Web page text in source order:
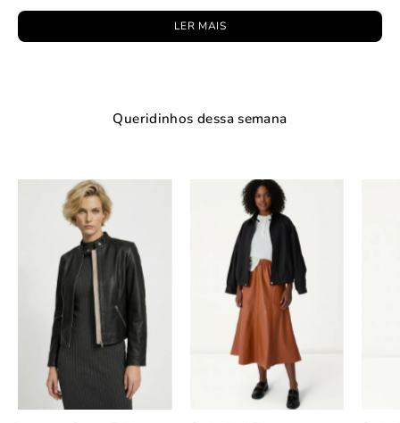
LER MAIS
Queridinhos dessa semana
Jaqueta
Couro
Pelica
Essential
-
Preto
slideshow
Saia
Midi
Statement
-
Caramelo
slideshow